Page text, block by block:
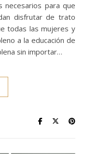
necesarios para que
disfrutar de trato
todas las mujeres y
a la educación de
sin importar…